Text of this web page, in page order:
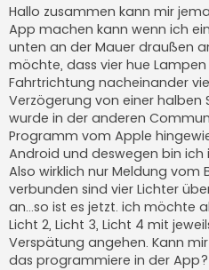
s
t
Hallo zusammen kann mir
App machen kann wenn ich
unten an der Mauer draußen
möchte, dass vier hue
Fahrtrichtung nacheinander
Verzögerung von einer halben
wurde in der anderen
Programm vom Apple
Android und deswegen bin
Also wirklich nur Meldung vom
verbunden sind vier Lichter
an...so ist es jetzt. ich möchte
Licht 2, Licht 3, Licht 4 mit
Verspätung angehen. Kann
das programmiere in der